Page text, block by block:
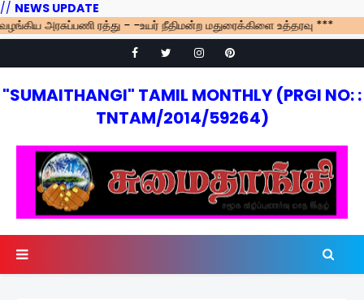
// NEWS UPDATE
அரசுப்பணி ரத்து - -உயர் நீதிமன்ற மதுரைக்கிளை உத்தரவு ***
"SUMAITHANGI" TAMIL MONTHLY (PRGI NO: :
TNTAM/2014/59264)